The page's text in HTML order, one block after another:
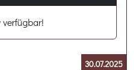
verfügbar!
30.07.2025